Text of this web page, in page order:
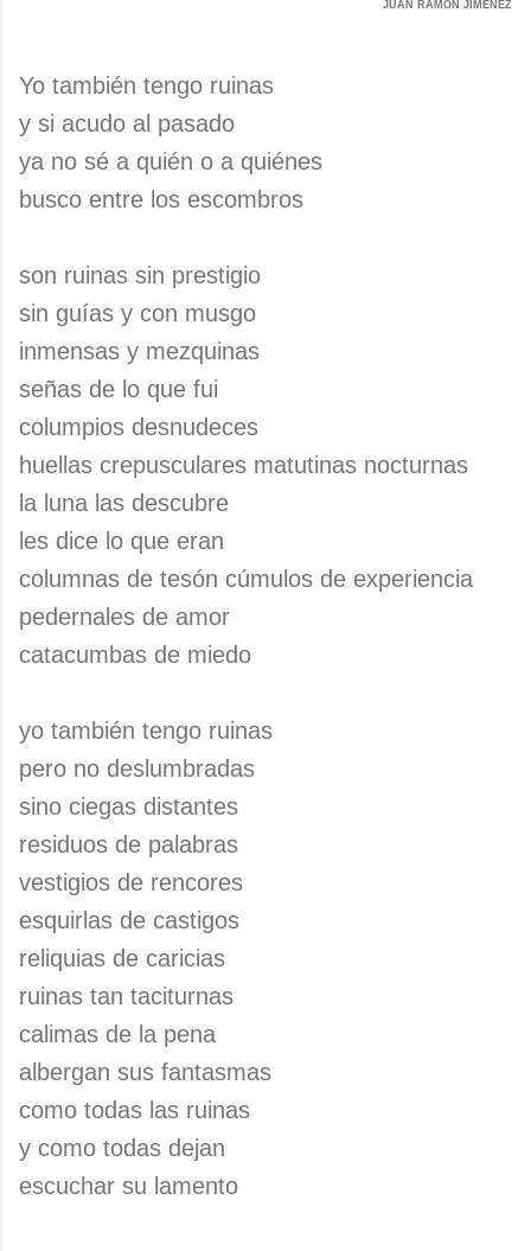
JUAN RAMÓN JIMÉNEZ
Yo también tengo ruinas
y si acudo al pasado
ya no sé a quién o a quiénes
busco entre los escombros
son ruinas sin prestigio
sin guías y con musgo
inmensas y mezquinas
señas de lo que fui
columpios desnudeces
huellas crepusculares matutinas nocturnas
la luna las descubre
les dice lo que eran
columnas de tesón cúmulos de experiencia
pedernales de amor
catacumbas de miedo
yo también tengo ruinas
pero no deslumbradas
sino ciegas distantes
residuos de palabras
vestigios de rencores
esquirlas de castigos
reliquias de caricias
ruinas tan taciturnas
calimas de la pena
albergan sus fantasmas
como todas las ruinas
y como todas dejan
escuchar su lamento